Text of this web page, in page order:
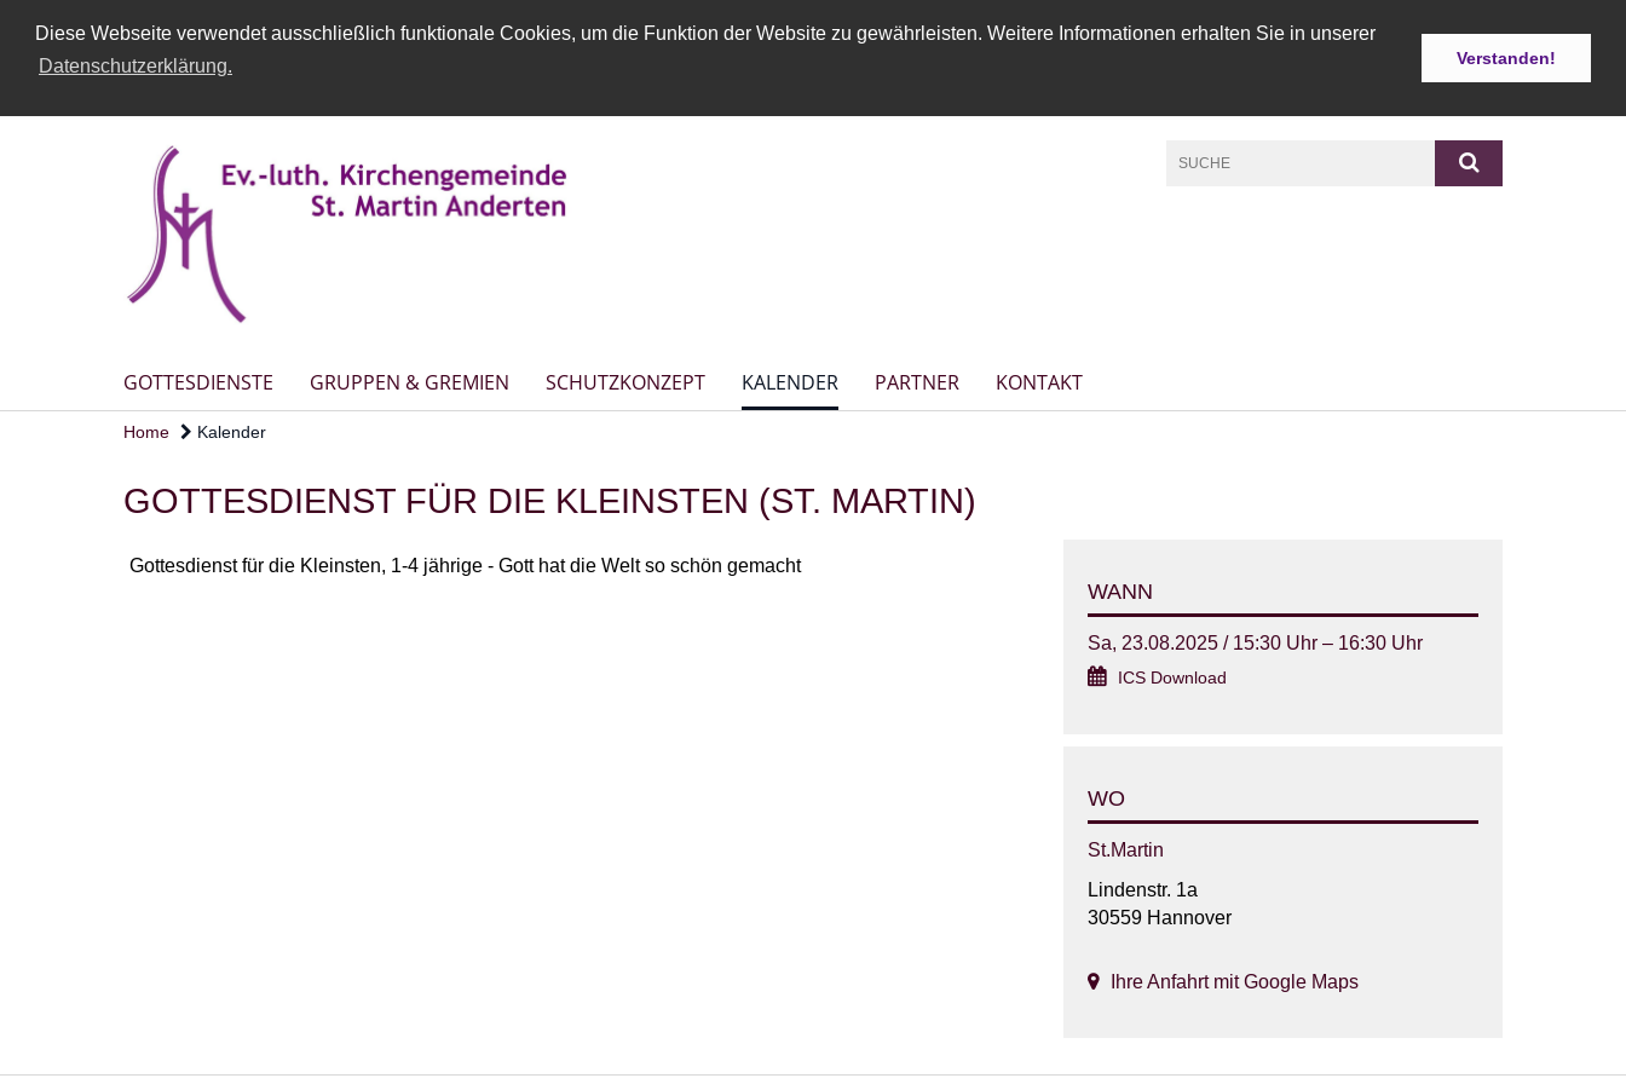
Diese Webseite verwendet ausschließlich funktionale Cookies, um die Funktion der Website zu gewährleisten. Weitere Informationen erhalten Sie in unserer
Datenschutzerklärung.
Verstanden!
GOTTESDIENSTE GRUPPEN & GREMIEN SCHUTZKONZEPT KALENDER PARTNER KONTAKT
Home Kalender
GOTTESDIENST FÜR DIE KLEINSTEN (ST. MARTIN)
Gottesdienst für die Kleinsten, 1-4 jährige - Gott hat die Welt so schön gemacht
WANN
Sa, 23.08.2025 / 15:30 Uhr – 16:30 Uhr
ICS Download
WO
St.Martin
Lindenstr. 1a
30559 Hannover
Ihre Anfahrt mit Google Maps